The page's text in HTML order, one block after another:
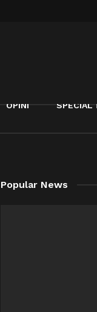
OPINI SPECIAL
Popular News